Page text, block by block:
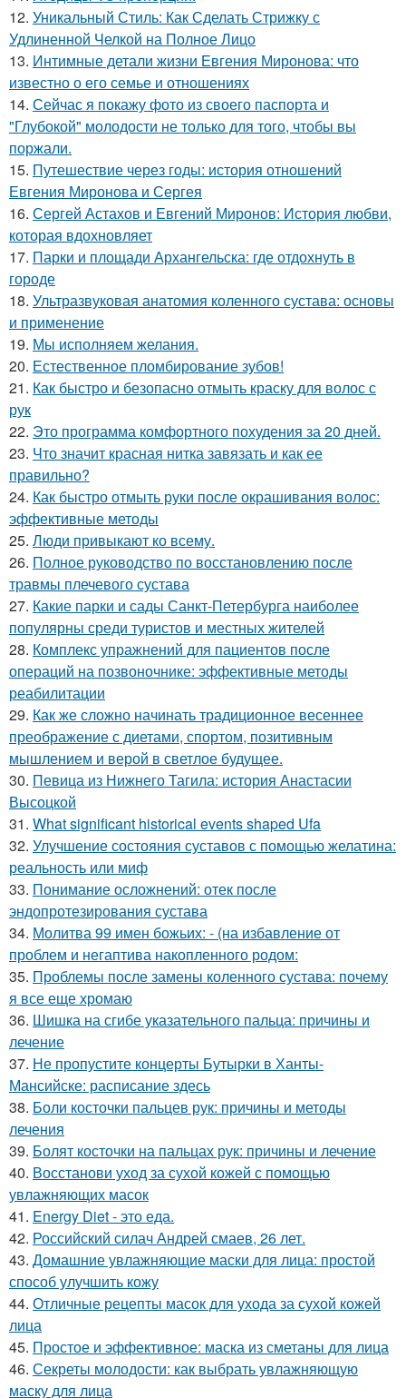
12. Уникальный Стиль: Как Сделать Стрижку с
Удлиненной Челкой на Полное Лицо
13. Интимные детали жизни Евгения Миронова: что
известно о его семье и отношениях
14. Сейчас я покажу фото из своего паспорта и
"Глубокой" молодости не только для того, чтобы вы
поржали.
15. Путешествие через годы: история отношений
Евгения Миронова и Сергея
16. Сергей Астахов и Евгений Миронов: История любви,
которая вдохновляет
17. Парки и площади Архангельска: где отдохнуть в
городе
18. Ультразвуковая анатомия коленного сустава: основы
и применение
19. Мы исполняем желания.
20. Естественное пломбирование зубов!
21. Как быстро и безопасно отмыть краску для волос с
рук
22. Это программа комфортного похудения за 20 дней.
23. Что значит красная нитка завязать и как ее
правильно?
24. Как быстро отмыть руки после окрашивания волос:
эффективные методы
25. Люди привыкают ко всему.
26. Полное руководство по восстановлению после
травмы плечевого сустава
27. Какие парки и сады Санкт-Петербурга наиболее
популярны среди туристов и местных жителей
28. Комплекс упражнений для пациентов после
операций на позвоночнике: эффективные методы
реабилитации
29. Как же сложно начинать традиционное весеннее
преображение с диетами, спортом, позитивным
мышлением и верой в светлое будущее.
30. Певица из Нижнего Тагила: история Анастасии
Высоцкой
31. What significant historical events shaped Ufa
32. Улучшение состояния суставов с помощью желатина:
реальность или миф
33. Понимание осложнений: отек после
эндопротезирования сустава
34. Молитва 99 имен божьих: - (на избавление от
проблем и негаптива накопленного родом:
35. Проблемы после замены коленного сустава: почему
я все еще хромаю
36. Шишка на сгибе указательного пальца: причины и
лечение
37. Не пропустите концерты Бутырки в Ханты-
Мансийске: расписание здесь
38. Боли косточки пальцев рук: причины и методы
лечения
39. Болят косточки на пальцах рук: причины и лечение
40. Восстанови уход за сухой кожей с помощью
увлажняющих масок
41. Energy Diet - это еда.
42. Российский силач Андрей смаев, 26 лет.
43. Домашние увлажняющие маски для лица: простой
способ улучшить кожу
44. Отличные рецепты масок для ухода за сухой кожей
лица
45. Простое и эффективное: маска из сметаны для лица
46. Секреты молодости: как выбрать увлажняющую
маску для лица